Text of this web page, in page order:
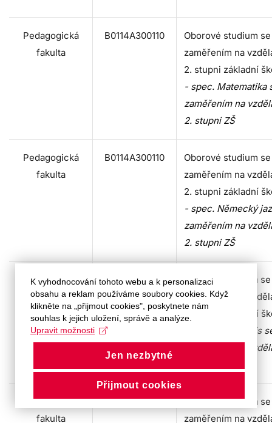
Pedagogická
fakulta
B0114A300110
Oborové studium se
zaměřením na
2. stupni základní
- spec. Matematika
zaměřením na
2. stupni ZŠ
Pedagogická
fakulta
B0114A300110
Oborové studium se
zaměřením na
2. stupni základní
- spec. Německý
zaměřením na
2. stupni ZŠ
Pedagogická
fakulta
B0114A300110
Oborové studium se
zaměřením na
2. stupni základní
- spec. Přírodopis
zaměřením na
Pedagogická
fakulta
B0114A300110
Oborové studium se
zaměřením na
K vyhodnocování tohoto webu a k personalizaci
obsahu a reklam používáme soubory cookies. Když
klikněte na „přijmout cookies", poskytnete nám
souhlas k jejich uložení, správě a analýze.
Upravit možnosti
Jen nezbytné
Přijmout cookies